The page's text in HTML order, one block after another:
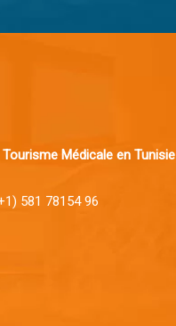
Médicale en Tunisie
581 78154 96